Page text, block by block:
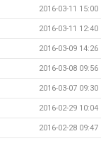
2016-03-11 15:00
2016-03-11 12:40
2016-03-09 14:26
2016-03-08 09:56
2016-03-07 09:30
2016-02-29 10:04
2016-02-28 09:47